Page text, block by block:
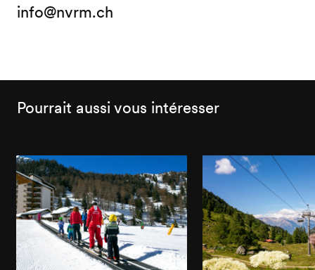
info@nvrm.ch
Pourrait aussi vous intéresser